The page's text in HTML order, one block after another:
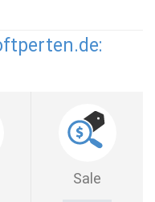
Sale